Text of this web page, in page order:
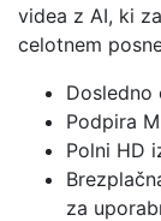
videa z AI, ki
celotnem
Podpira
Polni HD
za